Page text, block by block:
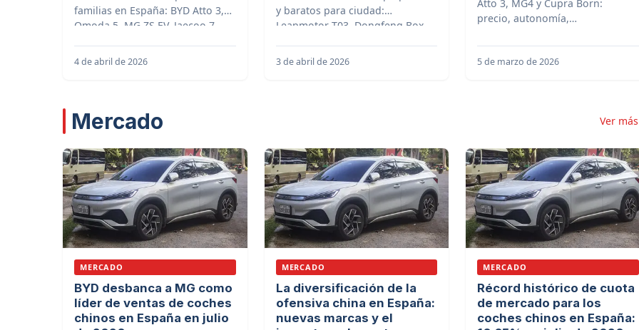
familias en España: BYD Atto 3,
Omoda 5, MG ZS EV, Jaecoo 7,
4 de abril de 2026
y baratos para ciudad:
Leapmotor T03, Dongfeng Box,
3 de abril de 2026
Atto 3, MG4 y Cupra Born:
precio, autonomía,
conducción. Tres eléctricos cara
a cara.
5 de marzo de 2026
Mercado Ver
MERCADO
BYD desbanca a MG como
líder de ventas de coches
chinos en España en julio
MERCADO
La diversificación de la
ofensiva china en España:
nuevas marcas y el
MERCADO
Récord histórico de cuota
de mercado para los
coches chinos en España: